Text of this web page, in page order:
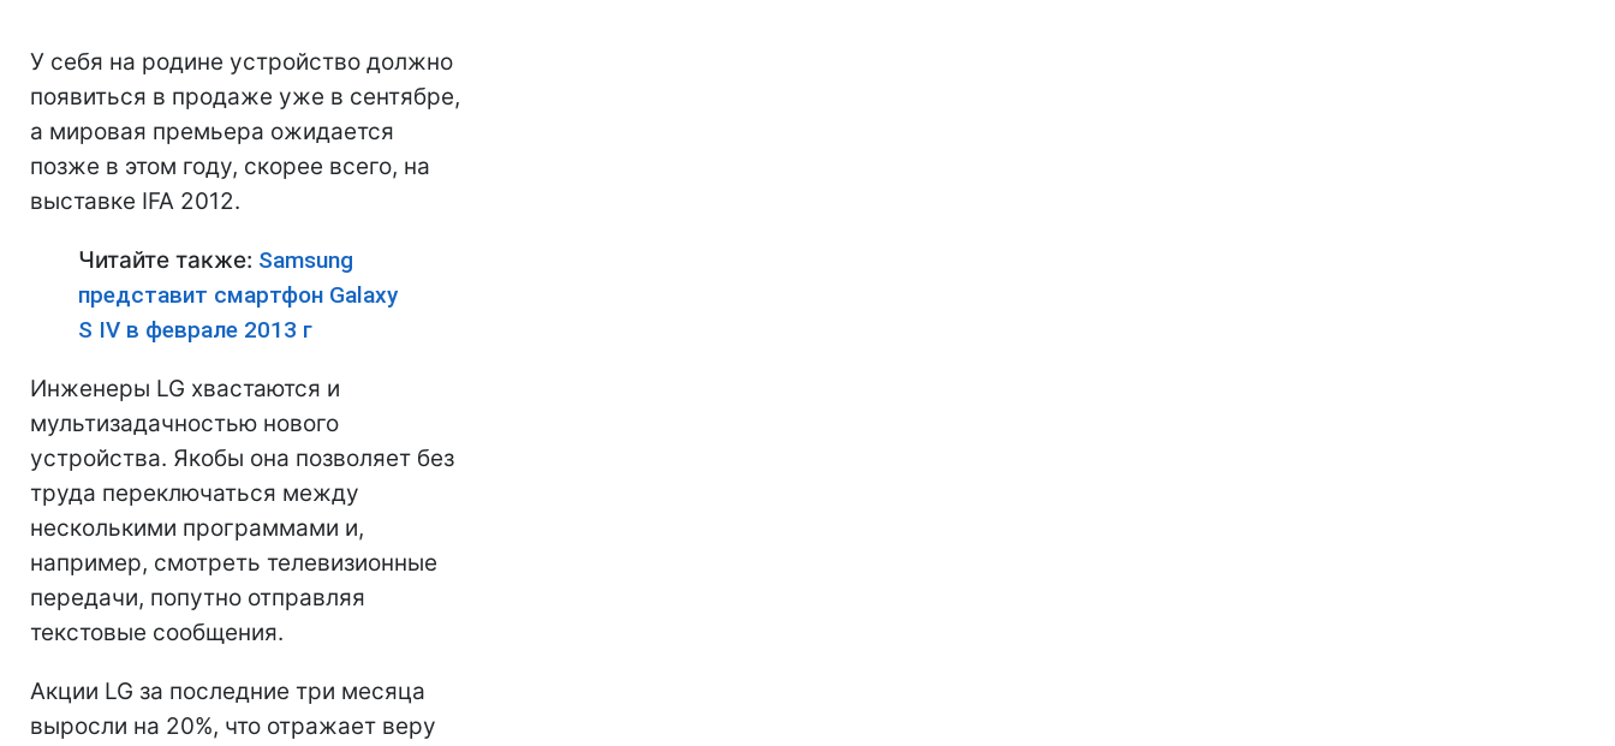
У себя на родине устройство должно
появиться в продаже уже в сентябре,
а мировая премьера ожидается
позже в этом году, скорее всего, на
выставке IFA 2012.
Читайте также: Samsung
представит смартфон Galaxy
S IV в феврале 2013 г
Инженеры LG хвастаются и
мультизадачностью нового
устройства. Якобы она позволяет без
труда переключаться между
несколькими программами и,
например, смотреть телевизионные
передачи, попутно отправляя
текстовые сообщения.
Акции LG за последние три месяца
выросли на 20%, что отражает веру